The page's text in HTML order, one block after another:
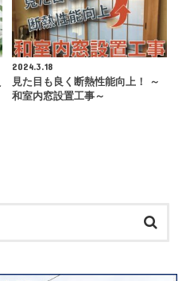
2024.3.18
見た目も良く断熱性能向上！ ～
和室内窓設置工事～